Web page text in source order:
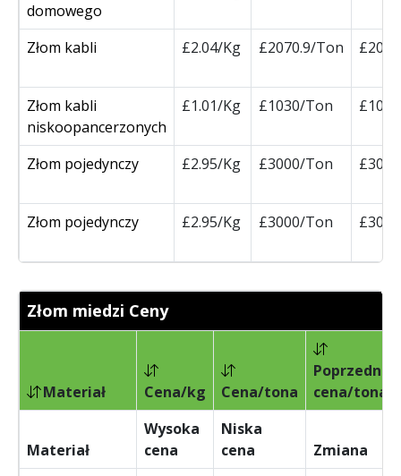
domowego
Złom kabli £2.04/Kg £2070.9/Ton
Złom kabli
niskoopancerzonych
£1.01/Kg £1030/Ton
Złom pojedynczy £2.95/Kg £3000/Ton
Złom pojedynczy £2.95/Kg £3000/Ton
Złom miedzi Ceny
Materiał Cena/kg Cena/tona
Poprzednia
cena/tona
Materiał
Wysoka
cena
Niska
cena
Zmiana